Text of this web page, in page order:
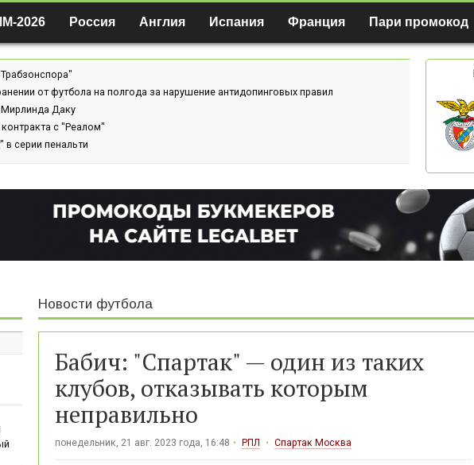
2026 Россия Англия Испания Франция Пари промокод
от футбола на полгода за нарушение антидопинговых правил
Мирлинда Даку
с "Реалом"
в серии пенальти
Новости футбола
Бабич: "Спартак" — один из таких
клубов, отказывать которым
неправильно
понедельник, 21 авг. 2023 года, 16:48 РПЛ Спартак Москва